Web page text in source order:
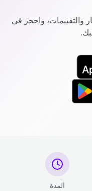
والتقييمات، واحجز في
المدة